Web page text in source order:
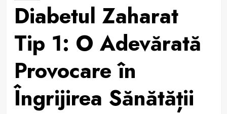
Diabetul Zaharat
Tip 1: O Adevărată
Provocare în
Îngrijirea Sănătății